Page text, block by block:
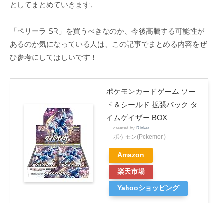
としてまとめていきます。
「ペリーラ SR」を買うべきなのか、今後高騰する可能性が
あるのか気になっている人は、この記事でまとめる内容をぜ
ひ参考にしてほしいです！
ポケモンカードゲーム ソー
ド＆シールド 拡張パック タ
イムゲイザー BOX
created by Rinker
ポケモン(Pokemon)
Amazon
楽天市場
Yahooショッピング